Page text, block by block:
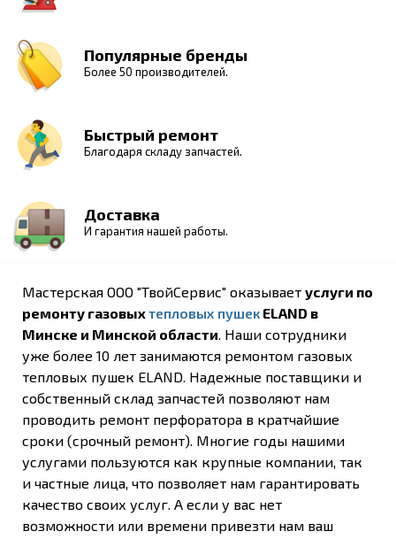
Популярные бренды
Более 50 производителей.
Быстрый ремонт
Благодаря складу запчастей.
Доставка
И гарантия нашей работы.
Мастерская ООО "ТвойСервис" оказывает услуги по
ремонту газовыхтепловых пушек ELAND в
Минске и Минской области. Наши сотрудники
уже более 10 лет занимаются ремонтом газовых
тепловых пушек ELAND. Надежные поставщики и
собственный склад запчастей позволяют нам
проводить ремонт перфоратора в кратчайшие
сроки (срочный ремонт). Многие годы нашими
услугами пользуются как крупные компании, так
и частные лица, что позволяет нам гарантировать
качество своих услуг. А если у вас нет
возможности или времени привезти нам ваш